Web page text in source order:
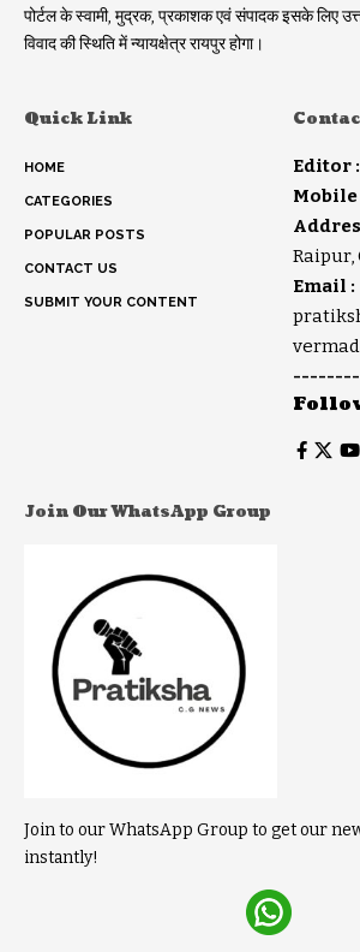
पोर्टल के स्वामी, मुद्रक, प्रकाशक एवं संपादक इसके लिए
विवाद की स्थिति में न्यायक्षेत्र रायपुर होगा।
Quick Link
HOME
CATEGORIES
POPULAR POSTS
CONTACT US
SUBMIT YOUR CONTENT
Editor :
Mobile
Raipur,
Email :
Join Our WhatsApp Group
Join to our WhatsApp Group to get our
instantly!